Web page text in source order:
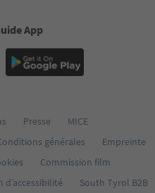
App
Presse
MICE
générales
Empreinte
Commission film
d’accessibilité South Tyrol B2B